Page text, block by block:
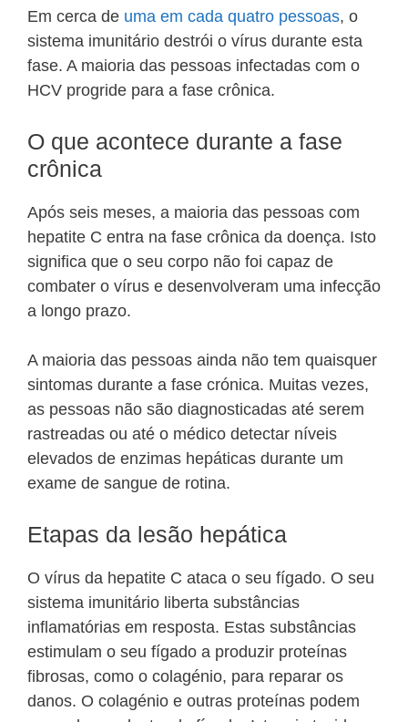
Em cerca de uma em cada quatro pessoas, o
sistema imunitário destrói o vírus durante esta
fase. A maioria das pessoas infectadas com o
HCV progride para a fase crônica.
O que acontece durante a fase
crônica
Após seis meses, a maioria das pessoas com
hepatite C entra na fase crônica da doença. Isto
significa que o seu corpo não foi capaz de
combater o vírus e desenvolveram uma infecção
a longo prazo.
A maioria das pessoas ainda não tem quaisquer
sintomas durante a fase crónica. Muitas vezes,
as pessoas não são diagnosticadas até serem
rastreadas ou até o médico detectar níveis
elevados de enzimas hepáticas durante um
exame de sangue de rotina.
Etapas da lesão hepática
O vírus da hepatite C ataca o seu fígado. O seu
sistema imunitário liberta substâncias
inflamatórias em resposta. Estas substâncias
estimulam o seu fígado a produzir proteínas
fibrosas, como o colagénio, para reparar os
danos. O colagénio e outras proteínas podem